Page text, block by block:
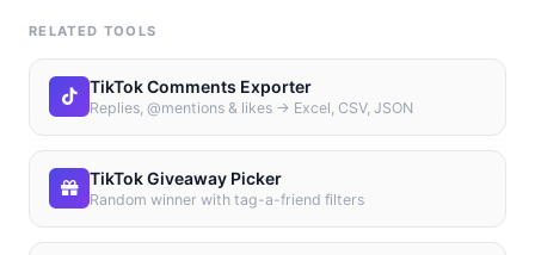
RELATED TOOLS
TikTok Comments Exporter
Replies, @mentions & likes → Excel, CSV, JSON
TikTok Giveaway Picker
Random winner with tag-a-friend filters